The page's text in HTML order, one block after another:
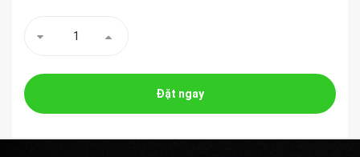
Đặt ngay